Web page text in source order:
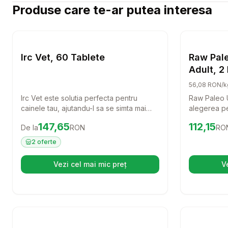
Produse care te-ar putea interesa
Irc Vet, 60 Tablete
Irc Vet este solutia perfecta pentru
cainele tau, ajutandu-l sa se simta mai
tablete usor de administrat, acest produs
este ideal pentru a oferi suport si confort
patrupedului tau.
Preț:147.65 RON
De la147,65RON
2 oferte
Vezi cel mai mic preț(se deschide într-o filă nouă)
Raw
Adult, 2
56,08 RON/
Raw Paleo
alegerea
carne de
pentru
Preț:
112,15